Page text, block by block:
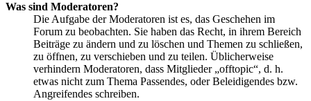
Was sind Moderatoren?
Die Aufgabe der Moderatoren ist es, das Geschehen im
Forum zu beobachten. Sie haben das Recht, in ihrem Bereich
Beiträge zu ändern und zu löschen und Themen zu schließen,
zu öffnen, zu verschieben und zu teilen. Üblicherweise
verhindern Moderatoren, dass Mitglieder „offtopic“, d. h.
etwas nicht zum Thema Passendes, oder Beleidigendes bzw.
Angreifendes schreiben.